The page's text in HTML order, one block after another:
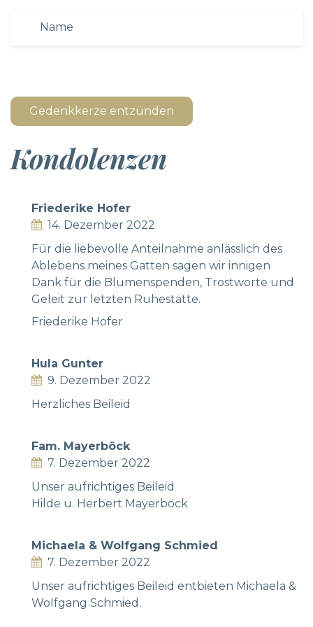
Gedenkkerze entzünden
Kondolenzen
Friederike Hofer
14. Dezember 2022
Für die liebevolle Anteilnahme anlässlich des
Ablebens meines Gatten sagen wir innigen
Dank für die Blumenspenden, Trostworte und
Geleit zur letzten Ruhestätte.
Friederike Hofer
Hula Gunter
9. Dezember 2022
Herzliches Beileid
Fam. Mayerböck
7. Dezember 2022
Unser aufrichtiges Beileid
Hilde u. Herbert Mayerböck
Michaela & Wolfgang Schmied
7. Dezember 2022
Unser aufrichtiges Beileid entbieten Michaela &
Wolfgang Schmied.